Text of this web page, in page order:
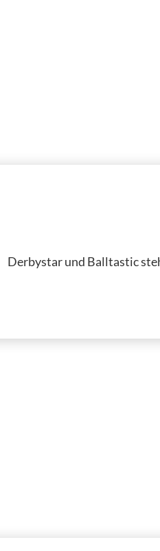
Derbystar und Balltastic